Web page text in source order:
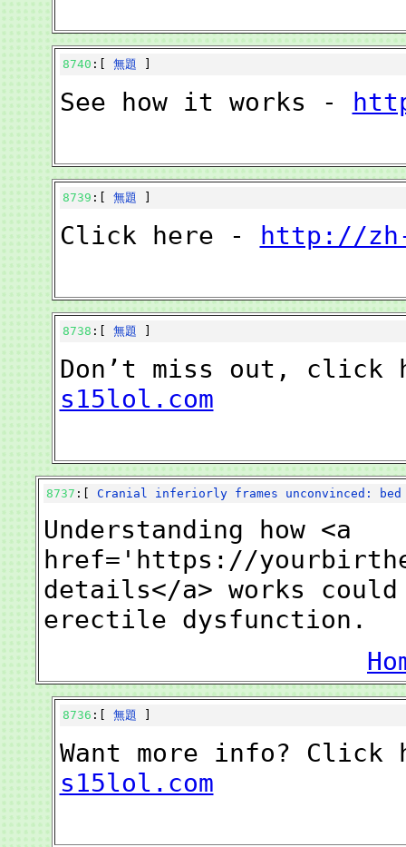
8740 :[ 無題
See how it works -
8739 :[ 無題
Click here - http://zh-
8738 :[ 無題
Don’t miss out,
s15lol.com
8737 :[ Cranial inferiorly frames unconvinced:
Understanding how <a
href='https://
details</a> works
erectile dysfunction.
8736 :[ 無題
Want more info?
s15lol.com